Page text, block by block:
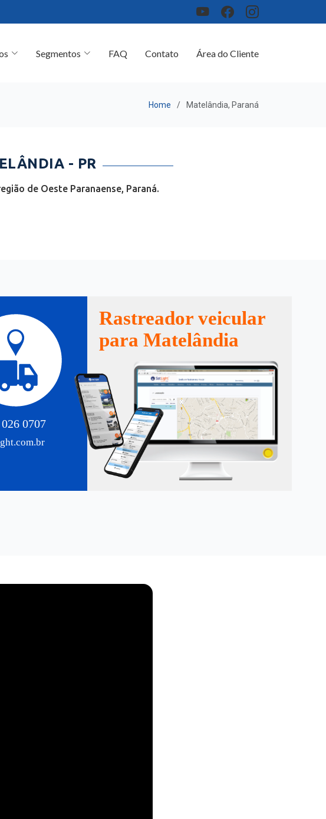
Segmentos FAQ Contato Área do Cliente
Home Matelândia, Paraná
- PR
de Oeste Paranaense, Paraná.
0707
Rastreador veicular
para Matelândia